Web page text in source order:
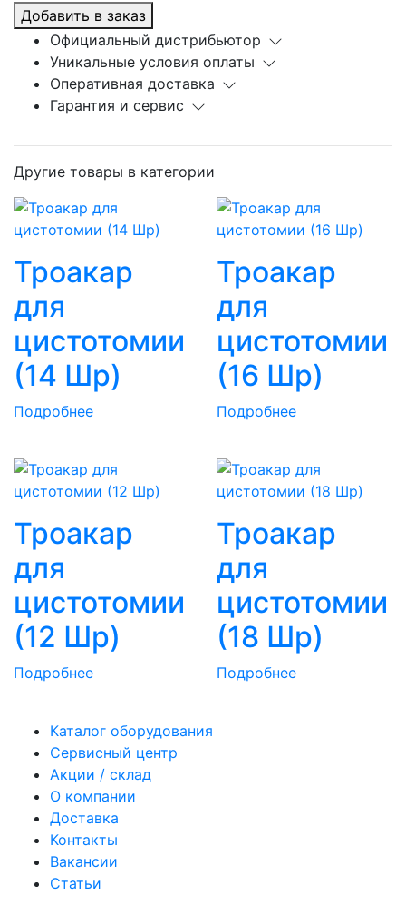
Добавить в заказ
Официальный дистрибьютор
Уникальные условия оплаты
Оперативная доставка
Гарантия и сервис
Другие товары в категории
Троакар
для
цистотомии
(14 Шр)
Подробнее
Троакар
для
цистотомии
(16 Шр)
Подробнее
Троакар
для
цистотомии
(12 Шр)
Подробнее
Троакар
для
цистотомии
(18 Шр)
Подробнее
Каталог оборудования
Сервисный центр
Акции / склад
О компании
Доставка
Контакты
Вакансии
Статьи